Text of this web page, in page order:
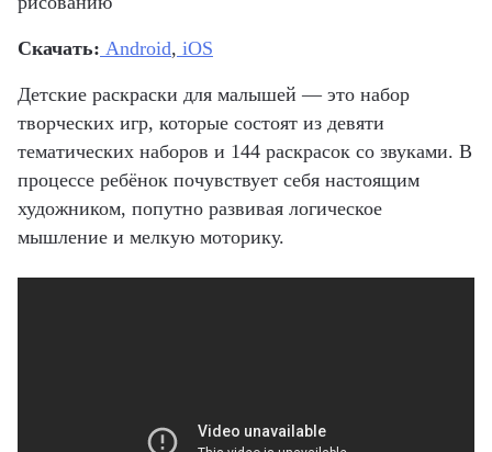
Скачать: Android, iOS
Детские раскраски для малышей — это набор
творческих игр, которые состоят из девяти
тематических наборов и 144 раскрасок со звуками. В
процессе ребёнок почувствует себя настоящим
художником, попутно развивая логическое
мышление и мелкую моторику.